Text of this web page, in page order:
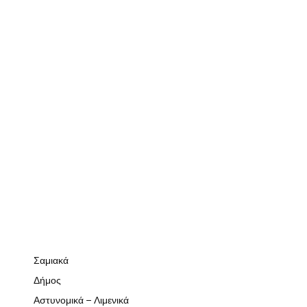
Σαμιακά
Δήμος
Αστυνομικά – Λιμενικά